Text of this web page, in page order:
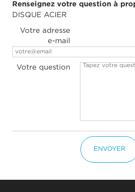
Renseignez votre question à
DISQUE ACIER
Votre adresse
e-mail
Votre question
ENVOYER